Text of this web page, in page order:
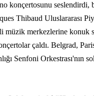
konçertosunu
Thibaud Uluslararası
müzik merkezlerine
çaldı. Belgrad,
Senfoni